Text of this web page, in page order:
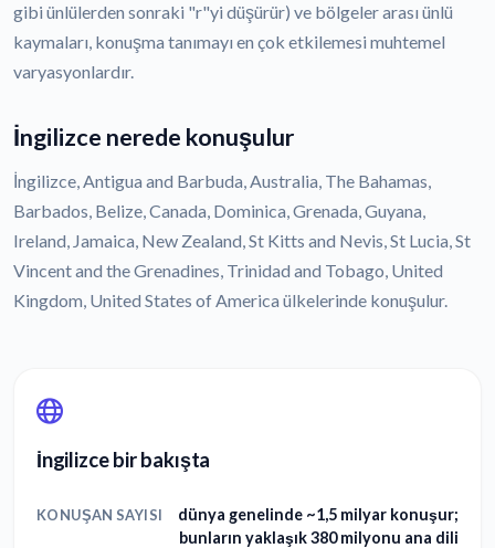
gibi ünlülerden sonraki "r"yi düşürür) ve bölgeler arası ünlü
kaymaları, konuşma tanımayı en çok etkilemesi muhtemel
varyasyonlardır.
İngilizce nerede konuşulur
İngilizce, Antigua and Barbuda, Australia, The Bahamas,
Barbados, Belize, Canada, Dominica, Grenada, Guyana,
Ireland, Jamaica, New Zealand, St Kitts and Nevis, St Lucia, St
Vincent and the Grenadines, Trinidad and Tobago, United
Kingdom, United States of America ülkelerinde konuşulur.
İngilizce bir bakışta
KONUŞAN SAYISI
dünya genelinde ~1,5 milyar konuşur;
bunların yaklaşık 380 milyonu ana dili